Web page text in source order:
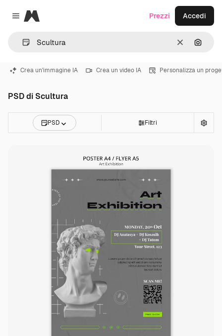
Close menu
Magnific
CancellaCerca
Prezzi Accedi
Crea un'immagine IA Crea un video IA Personalizza un
PSD di Scultura
PSD Filtri